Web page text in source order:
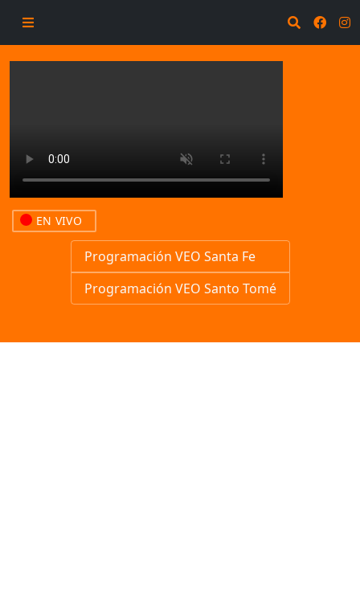
EN VIVO
Programación VEO Santa Fe
Programación VEO Santo Tomé